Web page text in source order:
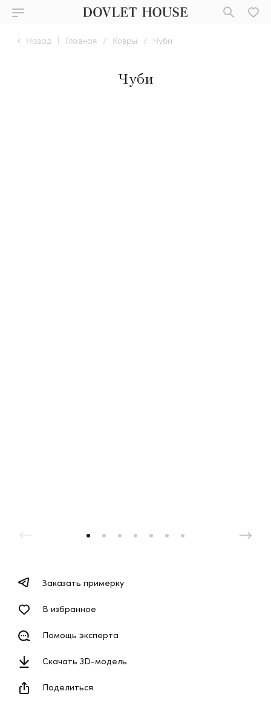
Назад | Главная / Ковры / Чуби
Чуби
Заказать примерку
В избранное
Помощь эксперта
Скачать 3D-модель
Поделиться